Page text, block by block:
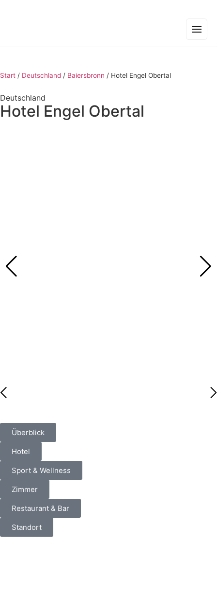
Start / Deutschland / Baiersbronn / Hotel Engel Obertal
Deutschland
Hotel Engel Obertal
Überblick
Hotel
Sport & Wellness
Zimmer
Restaurant & Bar
Standort